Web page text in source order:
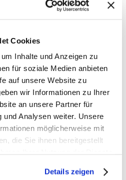
Cookies
Inhalte und Anzeigen zu
für soziale Medien anbieten
auf unsere Website zu
wir Informationen zu Ihrer
an unsere Partner für
und Analysen weiter. Unsere
möglicherweise mit
die Sie ihnen bereitgestellt
Details zeigen
von allen Bildern und Texten
Fotolia.com
der Angaben dieser
keine Garantie
oder deren Inhalt. Weder die